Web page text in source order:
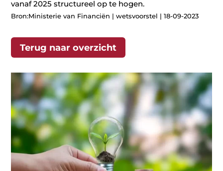
vanaf 2025 structureel op te hogen.
Bron:Ministerie van Financiën | wetsvoorstel | 18-09-2023
Terug naar overzicht